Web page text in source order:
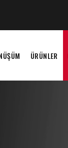
ÜRÜNLER